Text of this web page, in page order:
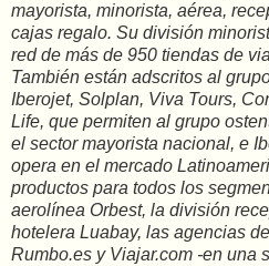
mayorista, minorista, aérea,
cajas regalo. Su división
red de más de 950 tiendas de
También están adscritos al
Iberojet, Solplan, Viva Tours,
Life, que permiten al grupo
el sector mayorista nacional, e
opera en el mercado
productos para todos los
aerolínea Orbest, la división
hotelera Luabay, las agencias
Rumbo.es y Viajar.com -en una